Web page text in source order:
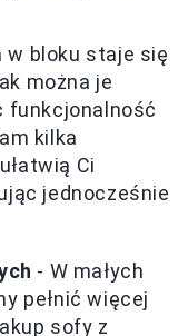
w bloku staje się
można je
funkcjonalność
kilka
Ci
jednocześnie
- W małych
pełnić więcej
sofy z